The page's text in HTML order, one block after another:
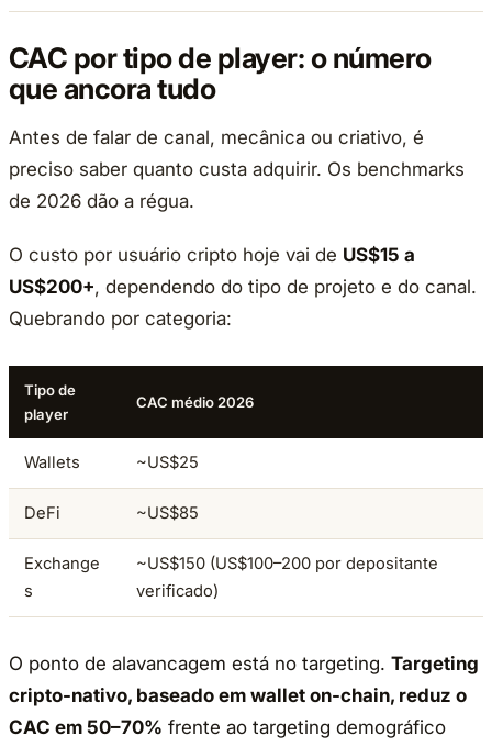
CAC por tipo de player: o número
que ancora tudo
Antes de falar de canal, mecânica ou criativo, é
preciso saber quanto custa adquirir. Os benchmarks
de 2026 dão a régua.
O custo por usuário cripto hoje vai de US$15 a
US$200+, dependendo do tipo de projeto e do canal.
Quebrando por categoria:
Tipo de
player
CAC médio 2026
Wallets ~US$25
DeFi ~US$85
Exchange
s
~US$150 (US$100–200 por depositante
verificado)
O ponto de alavancagem está no targeting. Targeting
cripto-nativo, baseado em wallet on-chain, reduz o
CAC em 50–70% frente ao targeting demográfico